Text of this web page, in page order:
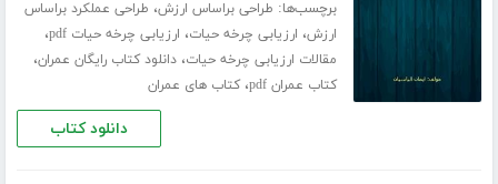
برچسب‌ها: طراحی براساس ارزش، طراحی عملکرد براساس
ارزش، ارزیابی چرخه حیات، ارزیابی چرخه حیات pdf ،
مقالات ارزیابی چرخه حیات،دانلود کتاب رایگان عمران،
کتاب عمران pdf ،کتاب های عمران
دانلود کتاب